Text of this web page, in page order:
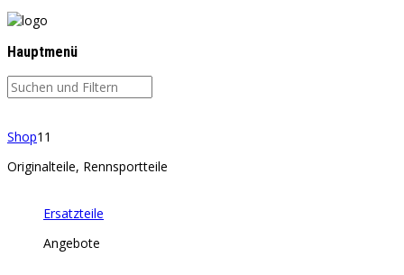
Hauptmenü
Shop11
Originalteile, Rennsportteile
Ersatzteile
Angebote